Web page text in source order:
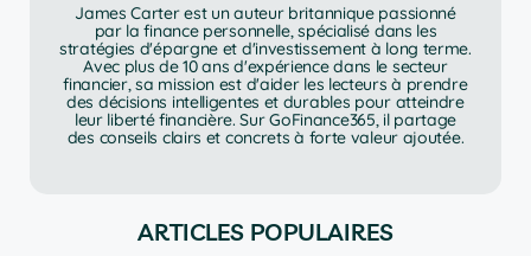
James Carter est un auteur britannique passionné
par la finance personnelle, spécialisé dans les
stratégies d'épargne et d'investissement à long terme.
Avec plus de 10 ans d'expérience dans le secteur
financier, sa mission est d'aider les lecteurs à prendre
des décisions intelligentes et durables pour atteindre
leur liberté financière. Sur GoFinance365, il partage
des conseils clairs et concrets à forte valeur ajoutée.
ARTICLES POPULAIRES